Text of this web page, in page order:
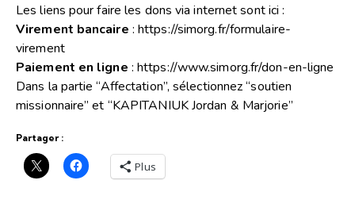
Les liens pour faire les dons via internet sont ici :
Virement bancaire :https://simorg.fr/formulaire-
virement
Paiement en ligne :https://www.simorg.fr/don-en-ligne
Dans la partie “Affectation”, sélectionnez “soutien
missionnaire” et “KAPITANIUK Jordan & Marjorie”
Partager :
Plus